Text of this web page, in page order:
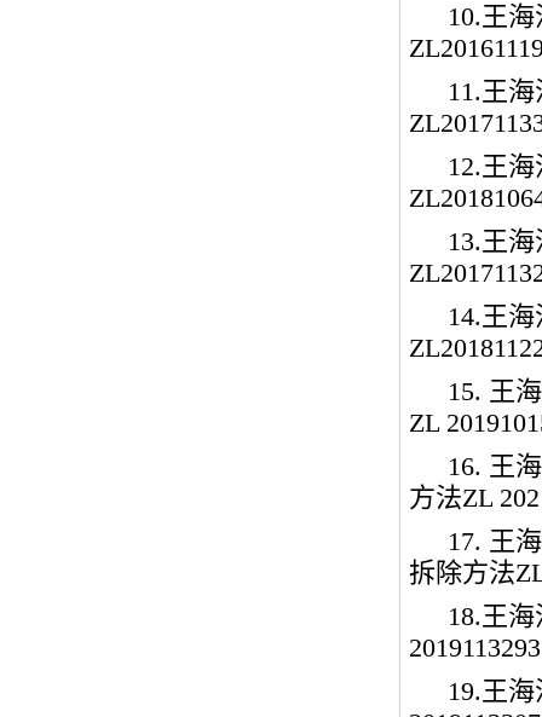
10.王
11.王
12.王
13.王
14.王
15. 王
ZL
16. 王
方法ZL
17. 王
拆除方法
18.王
19.王